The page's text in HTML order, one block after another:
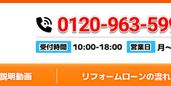
明動画 リフォームローンの流れ